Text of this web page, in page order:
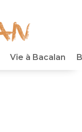
Vie à Bacalan